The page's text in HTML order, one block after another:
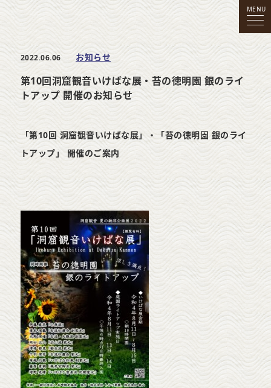
MENU
2022.06.06 お知らせ
第10回洞窟観音いけばな展・苔の徳明園 銀のライ
トアップ 開催のお知らせ
「第10回 洞窟観音いけばな展」・「苔の徳明園 銀のライ
トアップ」 開催のご案内